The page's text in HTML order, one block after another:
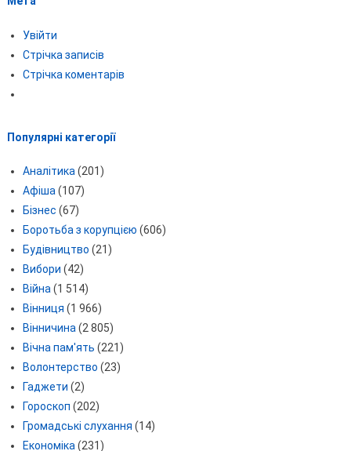
Увійти
Стрічка записів
Стрічка коментарів
Популярні категорії
Аналітика(201)
Афіша(107)
Бізнес (67)
Боротьба з корупцією (606)
Будівництво (21)
Вибори (42)
Війна(1 514)
Вінниця (1 966)
Вінничина(2 805)
Вічна пам'ять (221)
Волонтерство (23)
Гаджети (2)
Гороскоп (202)
Громадські слухання (14)
Економіка(231)